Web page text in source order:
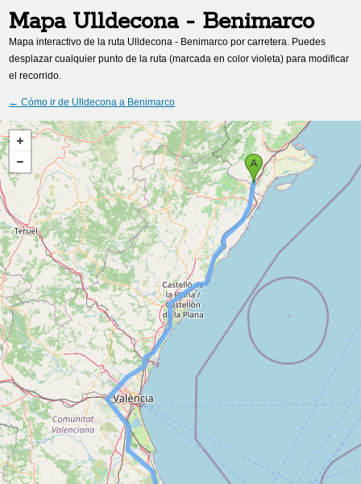
Mapa Ulldecona- Benimarco
Mapa interactivo de la ruta Ulldecona - Benimarco por carretera. Puedes
desplazar cualquier punto de la ruta (marcada en color violeta) para modificar
el recorrido.
← Cómo ir de Ulldecona a Benimarco